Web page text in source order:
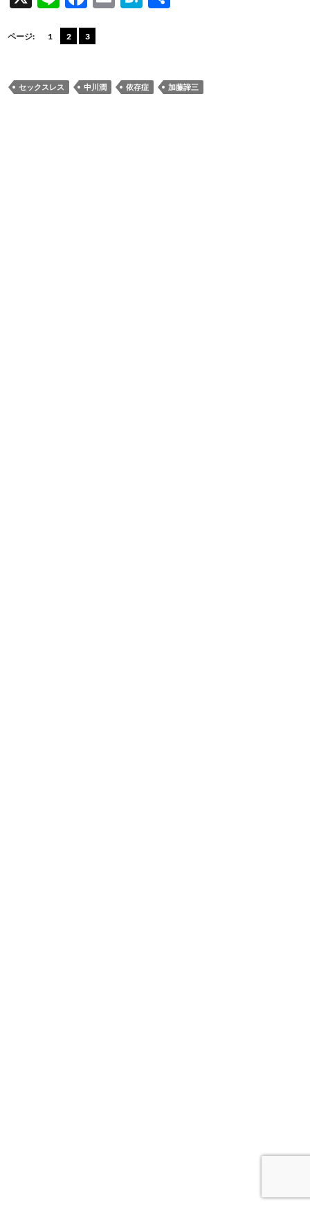
e e
o
a
ページ: 1 2 3
セックスレス 中川潤 依存症 加藤諦三